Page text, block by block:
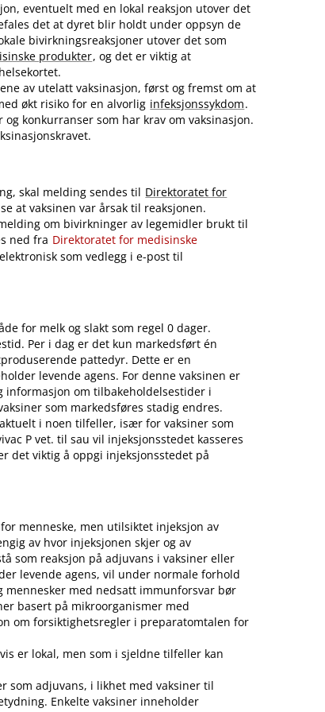
eventuelt med en lokal reaksjon utover det
det at dyret blir holdt under oppsyn de
bivirkningsreaksjoner utover det som
produkter, og det er viktig at
av utelatt vaksinasjon, først og fremst om at
økt risiko for en alvorlig infeksjonssykdom.
konkurranser som har krav om vaksinasjon.
skal melding sendes til Direktoratet for
at vaksinen var årsak til reaksjonen.
om bivirkninger av legemidler brukt til
ned fra Direktoratet for medisinske
som vedlegg i e-post til
for melk og slakt som regel 0 dager.
Per i dag er det kun markedsført én
pattedyr. Dette er en
levende agens. For denne vaksinen er
informasjon om tilbakeholdelsestider i
som markedsføres stadig endres.
i noen tilfeller, især for vaksiner som
P vet. til sau vil injeksjonsstedet kasseres
det viktig å oppgi injeksjonsstedet på
menneske, men utilsiktet injeksjon av
av hvor injeksjonen skjer og av
som reaksjon på adjuvans i vaksiner eller
levende agens, vil under normale forhold
mennesker med nedsatt immunforsvar bør
basert på mikroorganismer med
om forsiktighetsregler i preparatomtalen for
er lokal, men som i sjeldne tilfeller kan
som adjuvans, i likhet med vaksiner til
Enkelte vaksiner inneholder